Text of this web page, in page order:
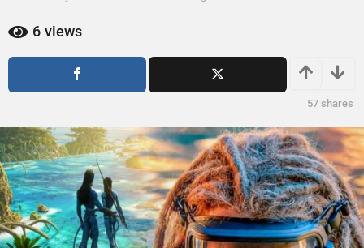
o
a
s
a
6 views
57 shares